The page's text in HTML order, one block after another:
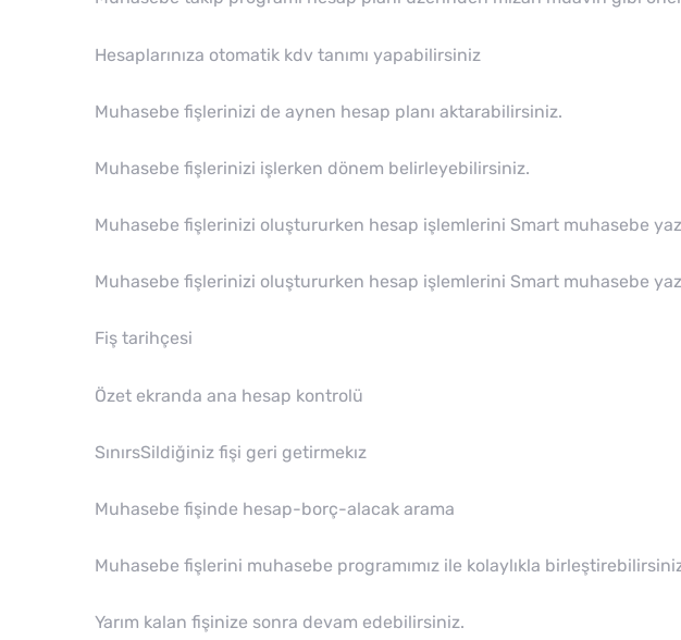
Hesaplarınıza otomatik kdv tanımı yapabilirsiniz
Muhasebe fişlerinizi de aynen hesap planı aktarabilirsiniz.
Muhasebe fişlerinizi işlerken dönem belirleyebilirsiniz.
Muhasebe fişlerinizi oluştururken hesap işlemlerini Smart muhasebe
Muhasebe fişlerinizi oluştururken hesap işlemlerini Smart muhasebe
Fiş tarihçesi
Özet ekranda ana hesap kontrolü
SınırsSildiğiniz fişi geri getirmekız
Muhasebe fişinde hesap-borç-alacak arama
Muhasebe fişlerini muhasebe programımız ile kolaylıkla
Yarım kalan fişinize sonra devam edebilirsiniz.